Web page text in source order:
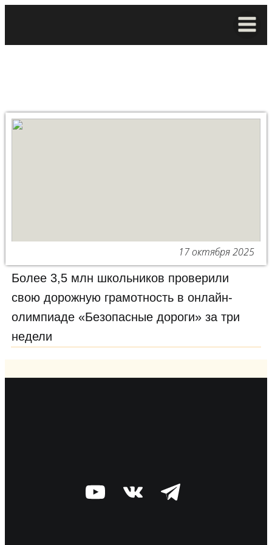
17 октября 2025
Более 3,5 млн школьников проверили
свою дорожную грамотность в онлайн-
олимпиаде «Безопасные дороги» за три
недели